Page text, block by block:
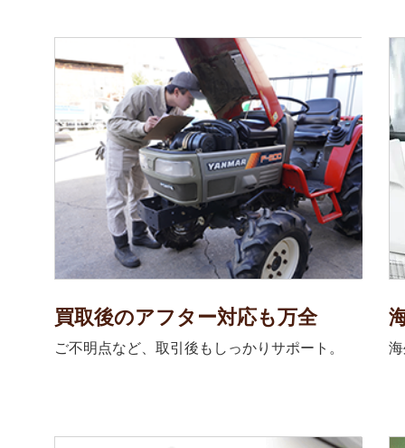
買取後のアフター対応も万全
ご不明点など、取引後もしっかりサポート。